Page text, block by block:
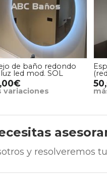
de baño redondo
led mod. SOL
variaciones
y resolveremos